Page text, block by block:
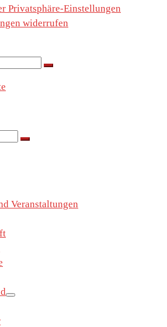
Privatsphäre-Einstellungen
widerrufen
Suchen …
Suchen …
Veranstaltungen